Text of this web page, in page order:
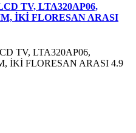
TV, LTA320AP06,
İKİ FLORESAN ARASI
TV, LTA320AP06,
İKİ FLORESAN ARASI 4.9